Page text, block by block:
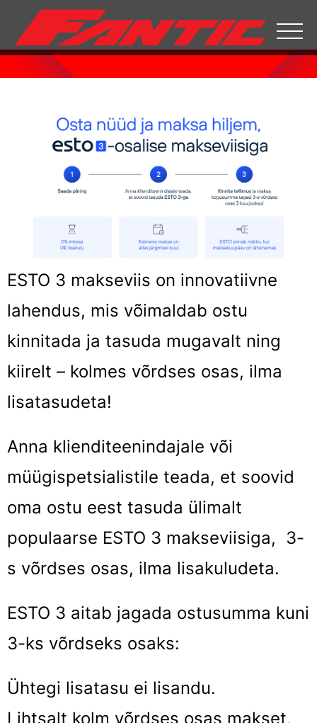
content
ESTO 3 makseviis on innovatiivne
lahendus, mis võimaldab ostu
kinnitada ja tasuda mugavalt ning
kiirelt – kolmes võrdses osas, ilma
lisatasudeta!
Anna klienditeenindajale või
müügispetsialistile teada, et soovid
oma ostu eest tasuda ülimalt
populaarse ESTO 3 makseviisiga, 3-
s võrdses osas, ilma lisakuludeta.
ESTO 3 aitab jagada ostusumma kuni
3-ks võrdseks osaks:
Ühtegi lisatasu ei lisandu.
Lihtsalt kolm võrdses osas makset,